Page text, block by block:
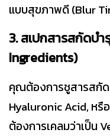
แบบสุขภาพดี (Blur
3. สเปกสารสกัดบ
Ingredients)
คุณต้องการชูสารสกัด
Hyaluronic Acid, หรื
ต้องการเคลมว่าเป็น